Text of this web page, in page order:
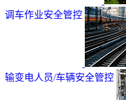
调车作业安全管控
输变电人员/车辆安全管控